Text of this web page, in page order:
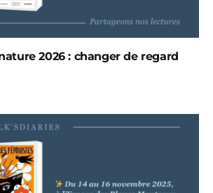
2026 : changer de regard